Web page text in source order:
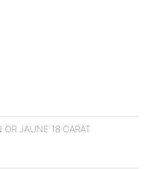
OR JAUNE 18 CARAT